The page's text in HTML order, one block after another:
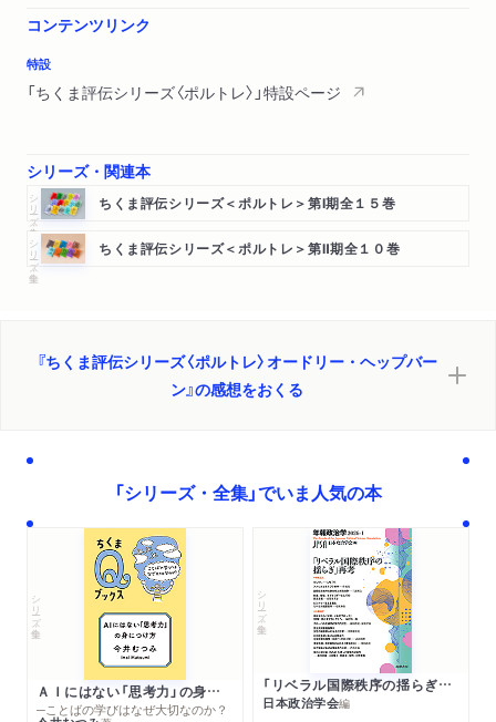
コンテンツリンク
特設
「ちくま評伝シリーズ〈ポルトレ〉」特設ページ
シリーズ・関連本
シリーズ・全集 ちくま評伝シリーズ＜ポルトレ＞第Ⅰ期全１５巻
シリーズ・全集 ちくま評伝シリーズ＜ポルトレ＞第Ⅱ期全１０巻
『ちくま評伝シリーズ〈ポルトレ〉オードリー・ヘップバー
ン』の感想をおくる
「シリーズ・全集」でいま人気の本
シリーズ・全集
ＡＩにはない「思考力」の身につけ方
─ことばの学びはなぜ大切なのか？
シリーズ・全集
「リベラル国際秩序の揺らぎ」再考 年報政治学２０２６‐Ⅰ
日本政治学会編